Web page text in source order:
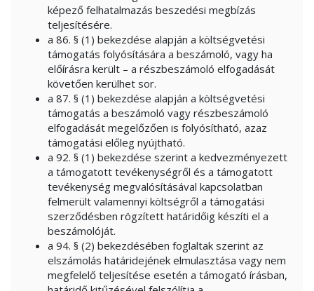
képező felhatalmazás beszedési megbízás
teljesítésére.
a 86. § (1) bekezdése alapján a költségvetési
támogatás folyósítására a beszámoló, vagy ha
előírásra került – a részbeszámoló elfogadását
követően kerülhet sor.
a 87. § (1) bekezdése alapján a költségvetési
támogatás a beszámoló vagy részbeszámoló
elfogadását megelőzően is folyósítható, azaz
támogatási előleg nyújtható.
a 92. § (1) bekezdése szerint a kedvezményezett
a támogatott tevékenységről és a támogatott
tevékenység megvalósításával kapcsolatban
felmerült valamennyi költségről a támogatási
szerződésben rögzített határidőig készíti el a
beszámolóját.
a 94. § (2) bekezdésében foglaltak szerint az
elszámolás határidejének elmulasztása vagy nem
megfelelő teljesítése esetén a támogató írásban,